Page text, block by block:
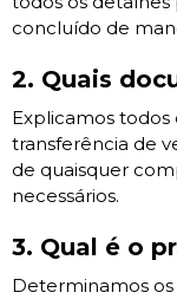
concluído de
2. Quais
Explicamos todos
transferência de
de quaisquer
necessários.
3. Qual é o
Determinamos os